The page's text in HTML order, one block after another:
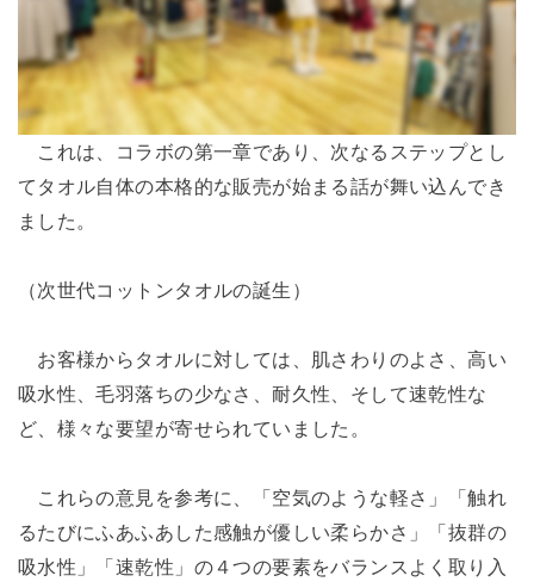
これは、コラボの第一章であり、次なるステップとし
てタオル自体の本格的な販売が始まる話が舞い込んでき
ました。
（次世代コットンタオルの誕生）
お客様からタオルに対しては、肌さわりのよさ、高い
吸水性、毛羽落ちの少なさ、耐久性、そして速乾性な
ど、様々な要望が寄せられていました。
これらの意見を参考に、「空気のような軽さ」「触れ
るたびにふあふあした感触が優しい柔らかさ」「抜群の
吸水性」「速乾性」の４つの要素をバランスよく取り入